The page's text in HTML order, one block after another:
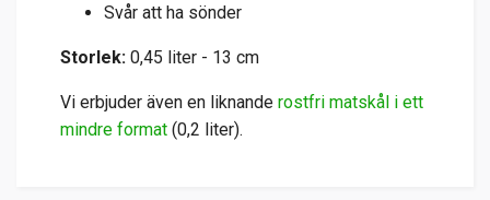
Svår att ha sönder
Storlek: 0,45 liter - 13 cm
Vi erbjuder även en liknande rostfri matskål i ett
mindre format (0,2 liter).